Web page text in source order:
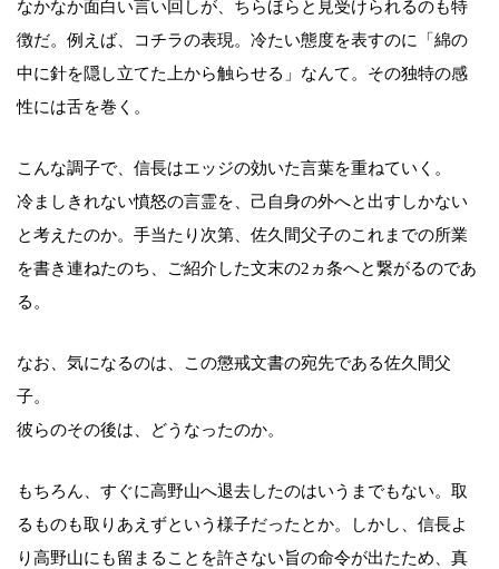
なかなか面白い言い回しが、ちらほらと見受けられるのも特
徴だ。例えば、コチラの表現。冷たい態度を表すのに「綿の
中に針を隠し立てた上から触らせる」なんて。その独特の感
性には舌を巻く。
こんな調子で、信長はエッジの効いた言葉を重ねていく。
冷ましきれない憤怒の言霊を、己自身の外へと出すしかない
と考えたのか。手当たり次第、佐久間父子のこれまでの所業
を書き連ねたのち、ご紹介した文末の2ヵ条へと繋がるのであ
る。
なお、気になるのは、この懲戒文書の宛先である佐久間父
子。
彼らのその後は、どうなったのか。
もちろん、すぐに高野山へ退去したのはいうまでもない。取
るものも取りあえずという様子だったとか。しかし、信長よ
り高野山にも留まることを許さない旨の命令が出たため、真